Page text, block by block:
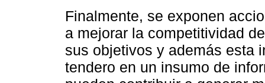
Finalmente, se exponen
a mejorar la competitividad
sus objetivos y además esta
tendero en un insumo de